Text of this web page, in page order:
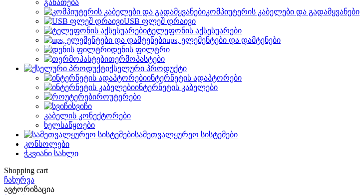
განათება
კომპიუტერის კაბელები და გადამყვანები
USB ფლეშ დრაივი
ტელეფონის აქსესუარები
ups, ელემენტები და დამტენები
დენის ფილტრი
თერმოპასტები
ქსელური პროდუქტი
ინტერნეტის ადაპტორები
ინტერნეტის კაბელები
როუტერები
სვიჩი
კაბელის კონექტორები
ხელსაწყოები
სამეთვალყურეო სისტემები
კონსოლები
ჭკვიანი სახლი
Shopping cart
ჩახურვა
ავტორიზაცია